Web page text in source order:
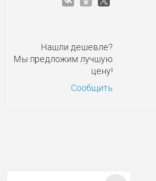
Нашли дешевле?
Мы предложим лучшую
цену!
Сообщить